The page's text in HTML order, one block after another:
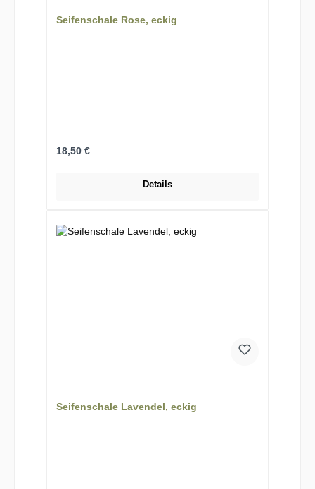
Seifenschale Rose, eckig
Regulärer Preis:
18,50 €
Details
Seifenschale Lavendel, eckig